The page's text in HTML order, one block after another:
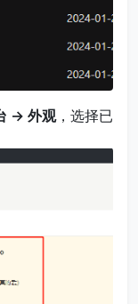
-> 外观，选择已